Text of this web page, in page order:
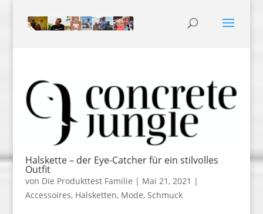
Halskette – der Eye-Catcher für ein stilvolles
Outfit
von Die Produkttest Familie | Mai 21, 2021 |
Accessoires, Halsketten, Mode, Schmuck